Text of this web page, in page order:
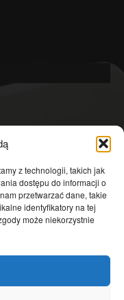
z technologii, takich jak
dostępu do informacji o
przetwarzać dane, takie
identyfikatory na tej
może niekorzystnie
4601
4363
3639
2823